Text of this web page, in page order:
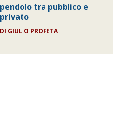
pendolo tra pubblico e
privato
DI GIULIO PROFETA